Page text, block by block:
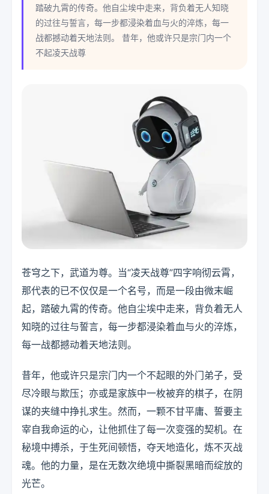
踏破九霄的传奇。他自尘埃中走来，背负着无人知晓
的过往与誓言，每一步都浸染着血与火的淬炼，每一
战都撼动着天地法则。 昔年，他或许只是宗门内一个
不起凌天战尊
苍穹之下，武道为尊。当“凌天战尊”四字响彻云霄，
那代表的已不仅仅是一个名号，而是一段由微末崛
起，踏破九霄的传奇。他自尘埃中走来，背负着无人
知晓的过往与誓言，每一步都浸染着血与火的淬炼，
每一战都撼动着天地法则。
昔年，他或许只是宗门内一个不起眼的外门弟子，受
尽冷眼与欺压；亦或是家族中一枚被弃的棋子，在阴
谋的夹缝中挣扎求生。然而，一颗不甘平庸、誓要主
宰自我命运的心，让他抓住了每一次变强的契机。在
秘境中搏杀，于生死间顿悟，夺天地造化，炼不灭战
魂。他的力量，是在无数次绝境中撕裂黑暗而绽放的
光芒。